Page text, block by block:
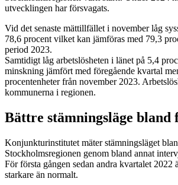
utvecklingen har försvagats.
Vid det senaste mättillfället i november låg
78,6 procent vilket kan jämföras med 79,3
period 2023.
Samtidigt låg arbetslösheten i länet på 5,4
minskning jämfört med föregående kvartal
procentenheter från november 2023.
kommunerna i regionen.
Bättre stämningsläge bland
Konjunkturinstitutet mäter stämningsläget
Stockholmsregionen genom bland annat
För första gången sedan andra kvartalet 2022
starkare än normalt.